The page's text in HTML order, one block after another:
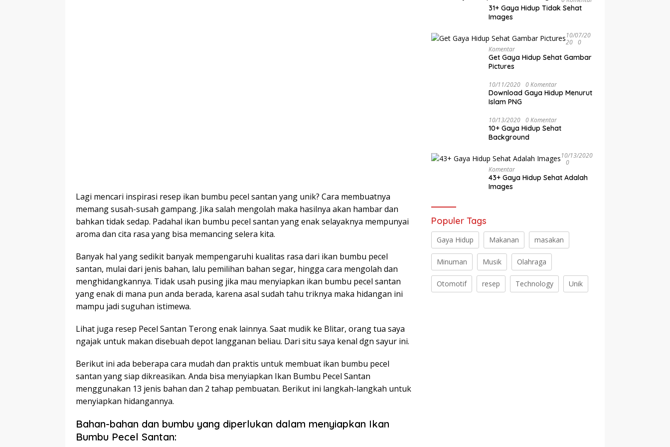
Lagi mencari inspirasi resep ikan bumbu pecel santan yang unik? Cara membuatnya
memang susah-susah gampang. Jika salah mengolah maka hasilnya akan hambar dan
bahkan tidak sedap. Padahal ikan bumbu pecel santan yang enak selayaknya mempunyai
aroma dan cita rasa yang bisa memancing selera kita.
Banyak hal yang sedikit banyak mempengaruhi kualitas rasa dari ikan bumbu pecel
santan, mulai dari jenis bahan, lalu pemilihan bahan segar, hingga cara mengolah dan
menghidangkannya. Tidak usah pusing jika mau menyiapkan ikan bumbu pecel santan
yang enak di mana pun anda berada, karena asal sudah tahu triknya maka hidangan ini
mampu jadi suguhan istimewa.
Lihat juga resep Pecel Santan Terong enak lainnya. Saat mudik ke Blitar, orang tua saya
ngajak untuk makan disebuah depot langganan beliau. Dari situ saya kenal dgn sayur ini.
Berikut ini ada beberapa cara mudah dan praktis untuk membuat ikan bumbu pecel
santan yang siap dikreasikan. Anda bisa menyiapkan Ikan Bumbu Pecel Santan
menggunakan 13 jenis bahan dan 2 tahap pembuatan. Berikut ini langkah-langkah untuk
menyiapkan hidangannya.
Bahan-bahan dan bumbu yang diperlukan dalam menyiapkan Ikan
Bumbu Pecel Santan:
31+ Gaya Hidup Tidak Sehat
Images
10/07/20
20
0
Komentar
Get Gaya Hidup Sehat Gambar
Pictures
10/11/2020 0 Komentar
Download Gaya Hidup Menurut
Islam PNG
10/13/2020 0 Komentar
10+ Gaya Hidup Sehat
Background
10/13/2020
0
Komentar
43+ Gaya Hidup Sehat Adalah
Images
Populer Tags
Gaya Hidup Makanan masakan
Minuman Musik Olahraga
Otomotif resep Technology Unik